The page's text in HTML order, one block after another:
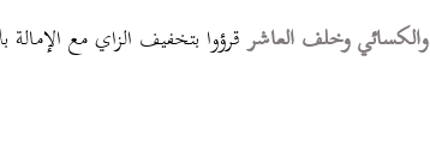
وخلف العاشرقرؤوا بتخفيف الزاي مع